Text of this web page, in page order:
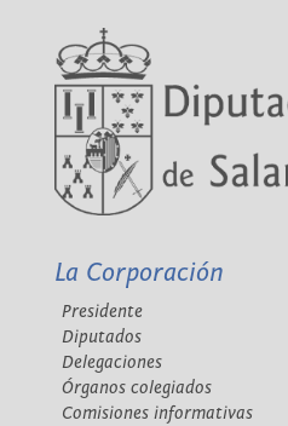
La Corporación
Presidente
Diputados
Delegaciones
Órganos colegiados
Comisiones informativas